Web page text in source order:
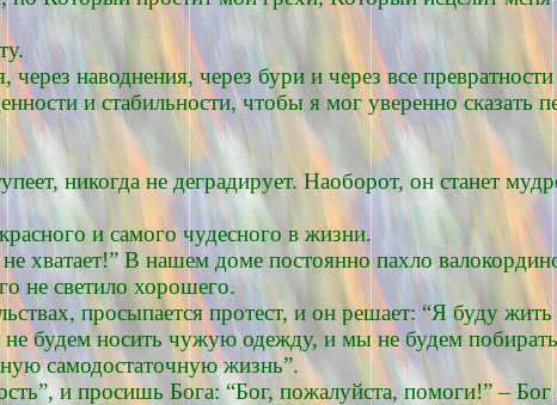
наводнения, через бури и через все
и стабильности, чтобы я мог уверенно сказать
никогда не деградирует. Наоборот, он станет
и самого чудесного в жизни.
хватает!” В нашем доме постоянно пахло
не светило хорошего.
просыпается протест, и он решает: “Я буду
будем носить чужую одежду, и мы не будем
самодостаточную жизнь”.
и просишь Бога: “Бог, пожалуйста, помоги!” –